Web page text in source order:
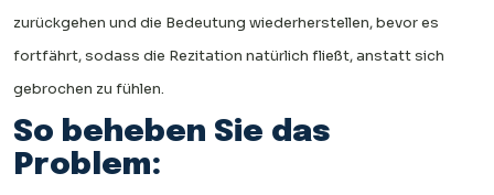
zurückgehen und die Bedeutung wiederherstellen, bevor es
fortfährt, sodass die Rezitation natürlich fließt, anstatt sich
gebrochen zu fühlen.
So beheben Sie das
Problem: